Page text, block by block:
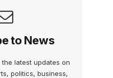
to News
latest updates on
politics, business,